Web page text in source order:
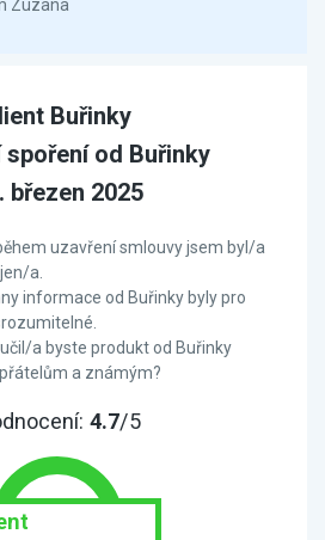
Zuzana
Buřinky
spoření od Buřinky
březen 2025
uzavření smlouvy jsem byl/a
a.
informace od Buřinky byly pro
a byste produkt od Buřinky
a známým?
4.7/5